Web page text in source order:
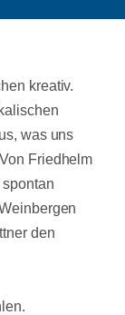
kreativ.
was uns
Friedhelm
den